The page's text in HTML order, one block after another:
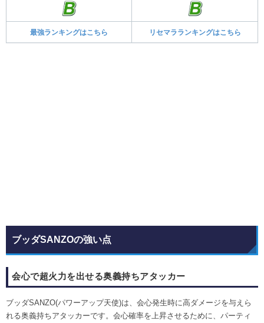
最強ランキングはこちら リセマラランキングはこちら
ブッダSANZOの強い点
会心で超火力を出せる奥義持ちアタッカー
ブッダSANZO(パワーアップ天使)は、会心発生時に高ダメージを与えら
れる奥義持ちアタッカーです。会心確率を上昇させるために、パーティ